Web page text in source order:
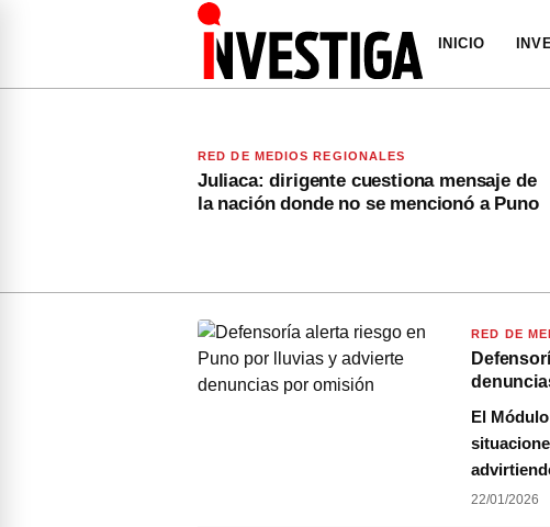
INICIO
RED DE MEDIOS REGIONALES
Juliaca: dirigente cuestiona mensaje de
la nación donde no se mencionó a Puno
RED DE
El
22/01/2026